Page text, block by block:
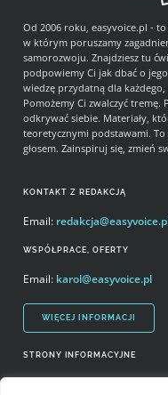
STRONY INFORMACYJNE
KONTAKT Z REDAKCJĄ
Email:
WSPÓŁPRACE, OFERTY
Email: karol@easyvoice.pl
WIĘCEJ INFORMACJI
Od 2006 roku, easyvoice.pl -
w którym poruszamy
samorozwoju. Znajdziesz tu
podpowiemy Ci jak dbać o
wiedzę przydatną dla
Pomożemy Ci zwalczyć tremę.
odkrywać siebie. Materiały,
teoretycznymi podstawami. To
głosem. Zainspiruj się, zmień